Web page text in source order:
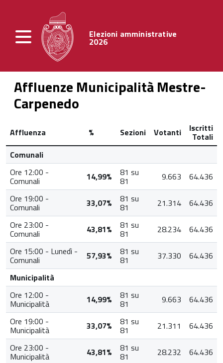
Elezioni amministrative
2026
Affluenze Municipalità Mestre-
Carpenedo
Affluenza % Sezioni Votanti Iscritti
Totali
Comunali
Ore 12:00 -
Comunali 14,99% 81 su
81 9.663
64.436
Ore 19:00 -
Comunali 33,07% 81 su
81 21.314
64.436
Ore 23:00 -
Comunali 43,81% 81 su
81 28.234
64.436
Ore 15:00 - Lunedì -
Comunali 57,93% 81 su
81 37.330
64.436
Municipalità
Ore 12:00 -
Municipalità 14,99% 81 su
81 9.663
64.436
Ore 19:00 -
Municipalità 33,07% 81 su
81 21.311
64.436
Ore 23:00 -
Municipalità 43,81% 81 su
81 28.232
64.436